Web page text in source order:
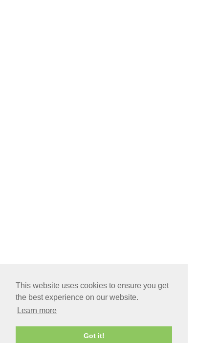
This website uses cookies to ensure you get
the best experience on our website.
Learn more
Got it!